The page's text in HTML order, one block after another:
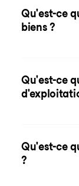
Qu'est-ce
biens ?
Qu'est-ce
Qu'est-ce
?